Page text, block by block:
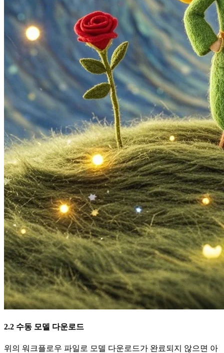
2.2 수동 모델 다운로드
위의 워크플로우 파일로 모델 다운로드가 완료되지 않으면 아